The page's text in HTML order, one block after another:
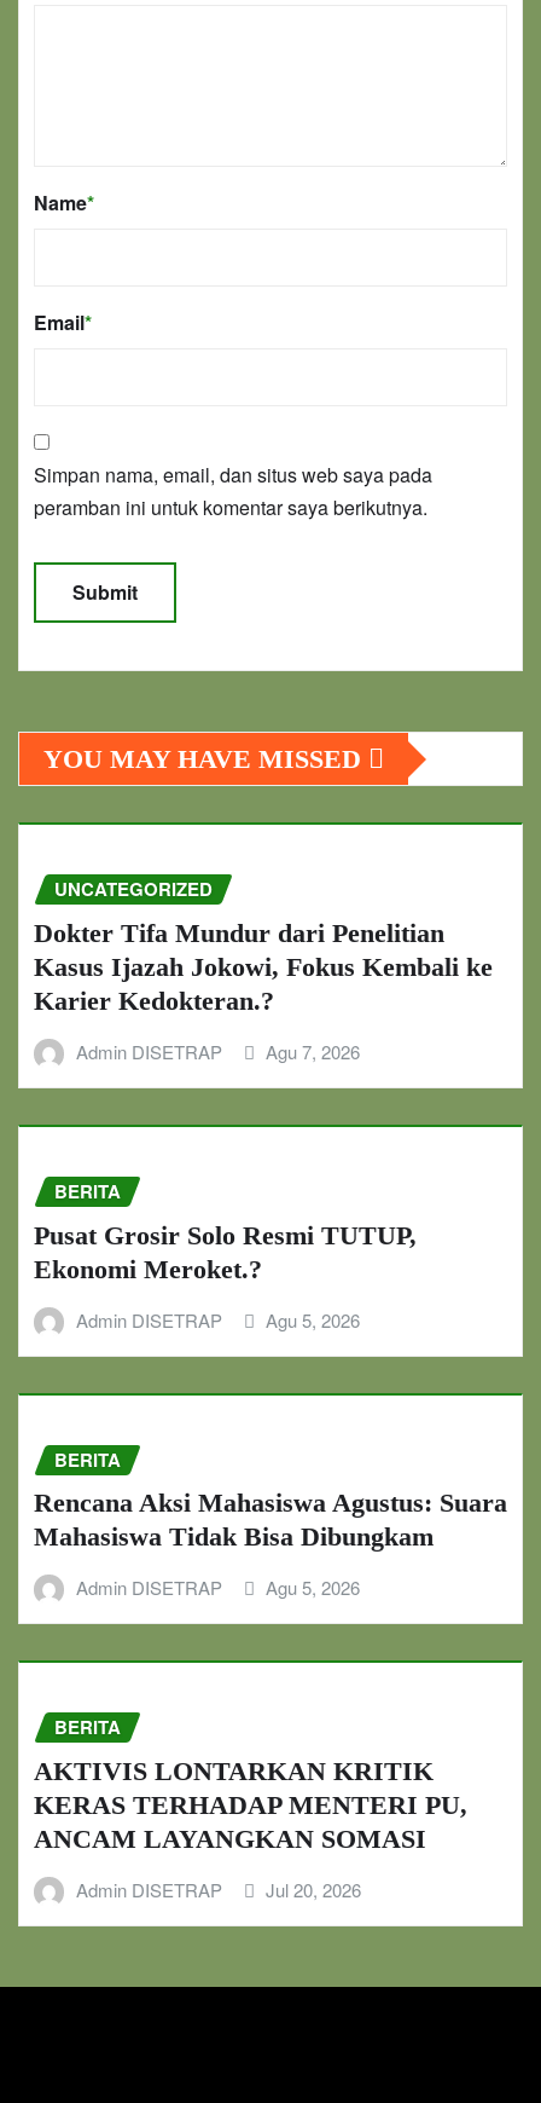
Name*
Email*
Simpan nama, email, dan situs web saya pada
peramban ini untuk komentar saya berikutnya.
YOU MAY HAVE MISSED
UNCATEGORIZED
Dokter Tifa Mundur dari Penelitian
Kasus Ijazah Jokowi, Fokus Kembali ke
Karier Kedokteran.?
Admin DISETRAP Agu 7, 2026
BERITA
Pusat Grosir Solo Resmi TUTUP,
Ekonomi Meroket.?
Admin DISETRAP Agu 5, 2026
BERITA
Rencana Aksi Mahasiswa Agustus: Suara
Mahasiswa Tidak Bisa Dibungkam
Admin DISETRAP Agu 5, 2026
BERITA
AKTIVIS LONTARKAN KRITIK
KERAS TERHADAP MENTERI PU,
ANCAM LAYANGKAN SOMASI
Admin DISETRAP Jul 20, 2026